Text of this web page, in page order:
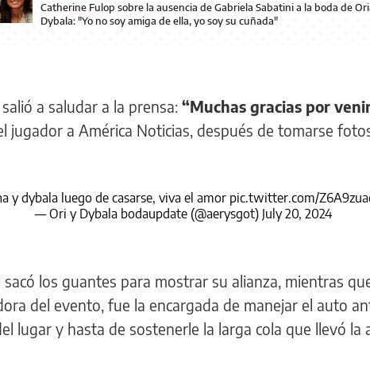
Catherine Fulop sobre la ausencia de Gabriela Sabatini a la boda de
Dybala: "Yo no soy amiga de ella, yo soy su cuñada"
a saludar a la prensa: “Muchas gracias por
jugador a América Noticias, después de tomarse
y dybala luego de casarse, viva el amor pic.twitter.com/
— Ori y Dybala bodaupdate (@aerysgot) July 20, 2024
sacó los guantes para mostrar su alianza, mientras
del evento, fue la encargada de manejar el auto
lugar y hasta de sostenerle la larga cola que llevó la